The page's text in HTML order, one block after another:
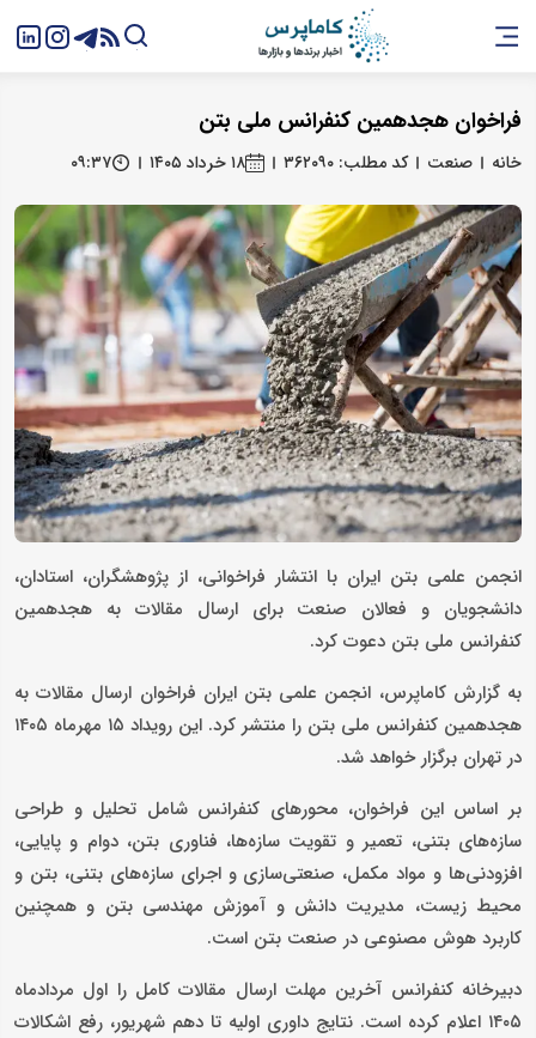
فراخوان هجدهمین کنفرانس ملی بتن
خانه صنعت کد مطلب: ۳۶۲۰۹۰ ۱۸ خرداد ۱۴۰۵ ۰۹:۳۷
انجمن علمی بتن ایران با انتشار فراخوانی، از پژوهشگران، استادان،
دانشجویان و فعالان صنعت برای ارسال مقالات به هجدهمین
کنفرانس ملی بتن دعوت کرد.
به گزارش کاماپرس، انجمن علمی بتن ایران فراخوان ارسال مقالات به
هجدهمین کنفرانس ملی بتن را منتشر کرد. این رویداد ۱۵ مهرماه ۱۴۰۵
در تهران برگزار خواهد شد.
بر اساس این فراخوان، محورهای کنفرانس شامل تحلیل و طراحی
سازه‌های بتنی، تعمیر و تقویت سازه‌ها، فناوری بتن، دوام و پایایی،
افزودنی‌ها و مواد مکمل، صنعتی‌سازی و اجرای سازه‌های بتنی، بتن و
محیط زیست، مدیریت دانش و آموزش مهندسی بتن و همچنین
کاربرد هوش مصنوعی در صنعت بتن است.
دبیرخانه کنفرانس آخرین مهلت ارسال مقالات کامل را اول مردادماه
۱۴۰۵ اعلام کرده است. نتایج داوری اولیه تا دهم شهریور، رفع اشکالات